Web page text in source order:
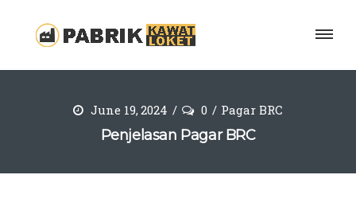
June 19, 2024 0 Pagar BRC
Penjelasan Pagar BRC